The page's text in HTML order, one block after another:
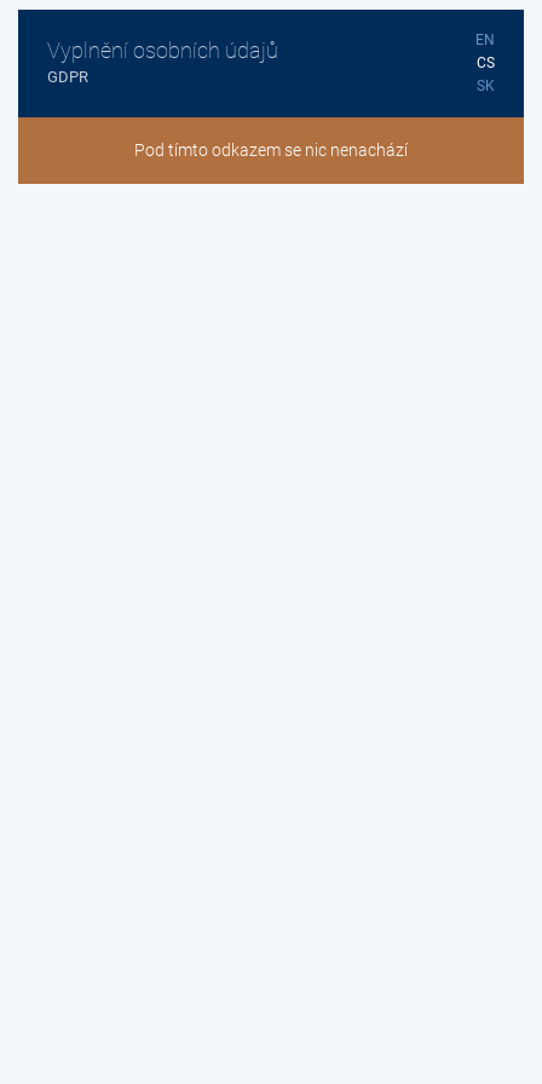
Vyplnění osobních údajů
GDPR
EN
CS
SK
Pod tímto odkazem se nic nenachází